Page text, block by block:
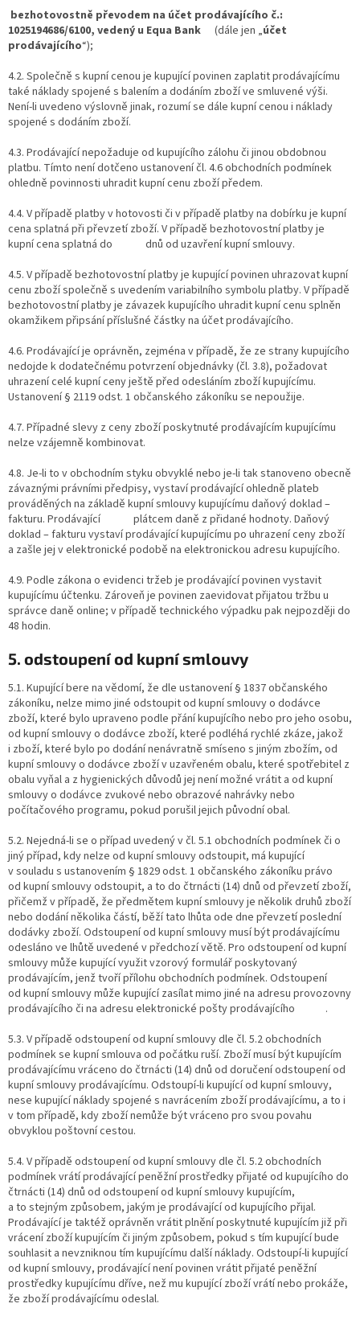
bezhotovostně převodem na účet prodávajícího č.:
1025194686/6100, vedený u Equa Bank (dále jen „účet
prodávajícího“);
4.2. Společně s kupní cenou je kupující povinen zaplatit prodávajícímu
také náklady spojené s balením a dodáním zboží ve smluvené výši.
Není-li uvedeno výslovně jinak, rozumí se dále kupní cenou i náklady
spojené s dodáním zboží.
4.3. Prodávající nepožaduje od kupujícího zálohu či jinou obdobnou
platbu. Tímto není dotčeno ustanovení čl. 4.6 obchodních podmínek
ohledně povinnosti uhradit kupní cenu zboží předem.
4.4. V případě platby v hotovosti či v případě platby na dobírku je kupní
cena splatná při převzetí zboží. V případě bezhotovostní platby je
kupní cena splatná do dnů od uzavření kupní smlouvy.
4.5. V případě bezhotovostní platby je kupující povinen uhrazovat kupní
cenu zboží společně s uvedením variabilního symbolu platby. V případě
bezhotovostní platby je závazek kupujícího uhradit kupní cenu splněn
okamžikem připsání příslušné částky na účet prodávajícího.
4.6. Prodávající je oprávněn, zejména v případě, že ze strany kupujícího
nedojde k dodatečnému potvrzení objednávky (čl. 3.8), požadovat
uhrazení celé kupní ceny ještě před odesláním zboží kupujícímu.
Ustanovení § 2119 odst. 1 občanského zákoníku se nepoužije.
4.7. Případné slevy z ceny zboží poskytnuté prodávajícím kupujícímu
nelze vzájemně kombinovat.
4.8. Je-li to v obchodním styku obvyklé nebo je-li tak stanoveno obecně
závaznými právními předpisy, vystaví prodávající ohledně plateb
prováděných na základě kupní smlouvy kupujícímu daňový doklad –
fakturu. Prodávající plátcem daně z přidané hodnoty. Daňový
doklad – fakturu vystaví prodávající kupujícímu po uhrazení ceny zboží
a zašle jej v elektronické podobě na elektronickou adresu kupujícího.
4.9. Podle zákona o evidenci tržeb je prodávající povinen vystavit
kupujícímu účtenku. Zároveň je povinen zaevidovat přijatou tržbu u
správce daně online; v případě technického výpadku pak nejpozději do
48 hodin.
5. odstoupení od kupní smlouvy
5.1. Kupující bere na vědomí, že dle ustanovení § 1837 občanského
zákoníku, nelze mimo jiné odstoupit od kupní smlouvy o dodávce
zboží, které bylo upraveno podle přání kupujícího nebo pro jeho osobu,
od kupní smlouvy o dodávce zboží, které podléhá rychlé zkáze, jakož
i zboží, které bylo po dodání nenávratně smíseno s jiným zbožím, od
kupní smlouvy o dodávce zboží v uzavřeném obalu, které spotřebitel z
obalu vyňal a z hygienických důvodů jej není možné vrátit a od kupní
smlouvy o dodávce zvukové nebo obrazové nahrávky nebo
počítačového programu, pokud porušil jejich původní obal.
5.2. Nejedná-li se o případ uvedený v čl. 5.1 obchodních podmínek či o
jiný případ, kdy nelze od kupní smlouvy odstoupit, má kupující
v souladu s ustanovením § 1829 odst. 1 občanského zákoníku právo
od kupní smlouvy odstoupit, a to do čtrnácti (14) dnů od převzetí zboží,
přičemž v případě, že předmětem kupní smlouvy je několik druhů zboží
nebo dodání několika částí, běží tato lhůta ode dne převzetí poslední
dodávky zboží. Odstoupení od kupní smlouvy musí být prodávajícímu
odesláno ve lhůtě uvedené v předchozí větě. Pro odstoupení od kupní
smlouvy může kupující využit vzorový formulář poskytovaný
prodávajícím, jenž tvoří přílohu obchodních podmínek. Odstoupení
od kupní smlouvy může kupující zasílat mimo jiné na adresu provozovny
prodávajícího či na adresu elektronické pošty prodávajícího .
5.3. V případě odstoupení od kupní smlouvy dle čl. 5.2 obchodních
podmínek se kupní smlouva od počátku ruší. Zboží musí být kupujícím
prodávajícímu vráceno do čtrnácti (14) dnů od doručení odstoupení od
kupní smlouvy prodávajícímu. Odstoupí-li kupující od kupní smlouvy,
nese kupující náklady spojené s navrácením zboží prodávajícímu, a to i
v tom případě, kdy zboží nemůže být vráceno pro svou povahu
obvyklou poštovní cestou.
5.4. V případě odstoupení od kupní smlouvy dle čl. 5.2 obchodních
podmínek vrátí prodávající peněžní prostředky přijaté od kupujícího do
čtrnácti (14) dnů od odstoupení od kupní smlouvy kupujícím,
a to stejným způsobem, jakým je prodávající od kupujícího přijal.
Prodávající je taktéž oprávněn vrátit plnění poskytnuté kupujícím již při
vrácení zboží kupujícím či jiným způsobem, pokud s tím kupující bude
souhlasit a nevzniknou tím kupujícímu další náklady. Odstoupí-li kupující
od kupní smlouvy, prodávající není povinen vrátit přijaté peněžní
prostředky kupujícímu dříve, než mu kupující zboží vrátí nebo prokáže,
že zboží prodávajícímu odeslal.